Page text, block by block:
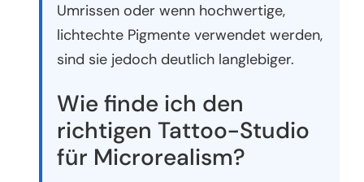
Umrissen oder wenn hochwertige,
lichtechte Pigmente verwendet werden,
sind sie jedoch deutlich langlebiger.
Wie finde ich den
richtigen Tattoo-Studio
für Microrealism?